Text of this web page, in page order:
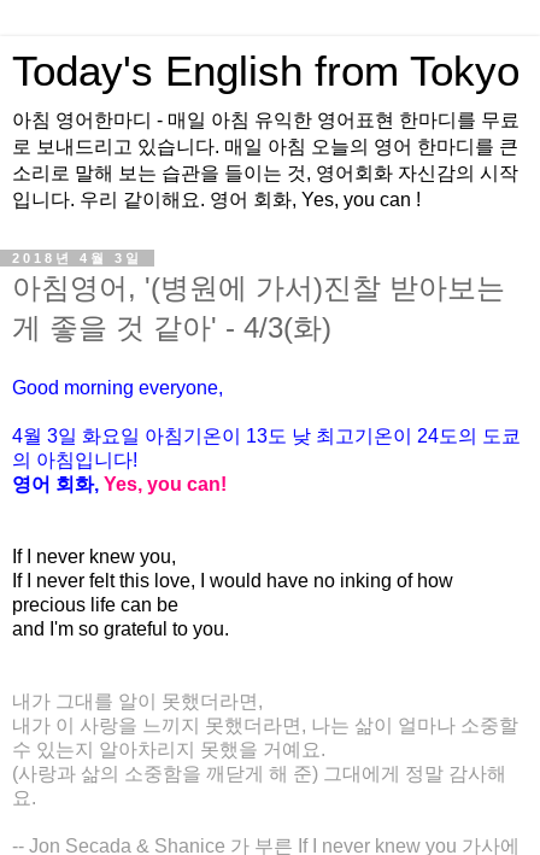
Today's English from Tokyo
아침 영어한마디 - 매일 아침 유익한 영어표현 한마디를 무료
로 보내드리고 있습니다. 매일 아침 오늘의 영어 한마디를 큰
소리로 말해 보는 습관을 들이는 것, 영어회화 자신감의 시작
입니다. 우리 같이해요. 영어 회화, Yes, you can !
2018년 4월 3일
아침영어, '(병원에 가서)진찰 받아보는
게 좋을 것 같아' - 4/3(화)
Good morning everyone,
4월 3일 화요일 아침기온이 13도 낮 최고기온이 24도의 도쿄
의 아침입니다!
영어 회화, Yes, you can!
If I never knew you,
If I never felt this love, I would have no inking of how
precious life can be
and I'm so grateful to you.
내가 그대를 알이 못했더라면,
내가 이 사랑을 느끼지 못했더라면, 나는 삶이 얼마나 소중할
수 있는지 알아차리지 못했을 거예요.
(사랑과 삶의 소중함을 깨닫게 해 준) 그대에게 정말 감사해
요.
-- Jon Secada & Shanice 가 부른 If I never knew you 가사에